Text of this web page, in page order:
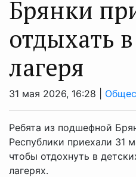
Брянки
отдыхать
лагеря
31 мая 2026, 16:28 |
Ребята из подшефной
Республики приехали 31
чтобы отдохнуть в
лагерях.